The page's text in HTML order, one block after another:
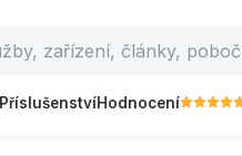
PříslušenstvíHodnocení